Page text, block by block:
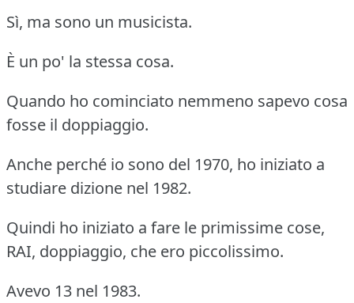
Sì, ma sono un musicista.
È un po' la stessa cosa.
Quando ho cominciato nemmeno sapevo cosa
fosse il doppiaggio.
Anche perché io sono del 1970, ho iniziato a
studiare dizione nel 1982.
Quindi ho iniziato a fare le primissime cose,
RAI, doppiaggio, che ero piccolissimo.
Avevo 13 nel 1983.